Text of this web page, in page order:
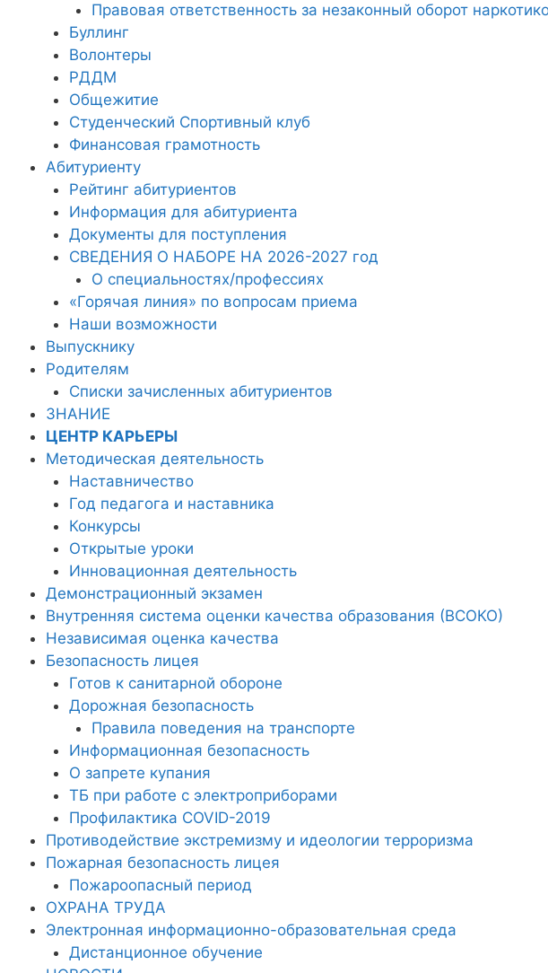
Правовая ответственность за незаконный оборот
Буллинг
Волонтеры
РДДМ
Общежитие
Студенческий Спортивный клуб
Финансовая грамотность
Абитуриенту
Рейтинг абитуриентов
Информация для абитуриента
Документы для поступления
СВЕДЕНИЯ О НАБОРЕ НА 2026-2027 год
О специальностях/профессиях
«Горячая линия» по вопросам приема
Наши возможности
Выпускнику
Родителям
Списки зачисленных абитуриентов
ЗНАНИЕ
ЦЕНТР КАРЬЕРЫ
Методическая деятельность
Наставничество
Год педагога и наставника
Конкурсы
Открытые уроки
Инновационная деятельность
Демонстрационный экзамен
Внутренняя система оценки качества образования (ВСОКО)
Независимая оценка качества
Безопасность лицея
Готов к санитарной обороне
Дорожная безопасность
Правила поведения на транспорте
Информационная безопасность
О запрете купания
ТБ при работе с электроприборами
Профилактика COVID-2019
Противодействие экстремизму и идеологии терроризма
Пожарная безопасность лицея
Пожароопасный период
ОХРАНА ТРУДА
Электронная информационно-образовательная среда
Дистанционное обучение